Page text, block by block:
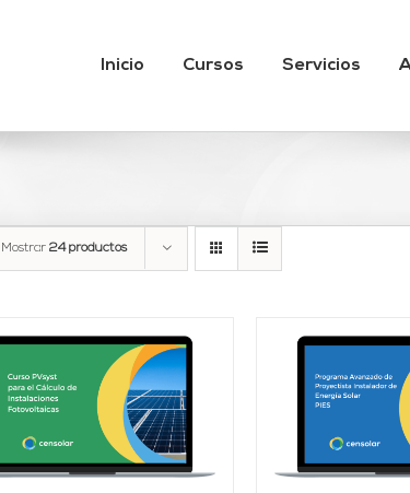
Inicio Cursos Servicios
Mostrar 24 productos
Valorado
4.95de 5
AÑADIR AL CARRITO
DETALLES
AÑADIR